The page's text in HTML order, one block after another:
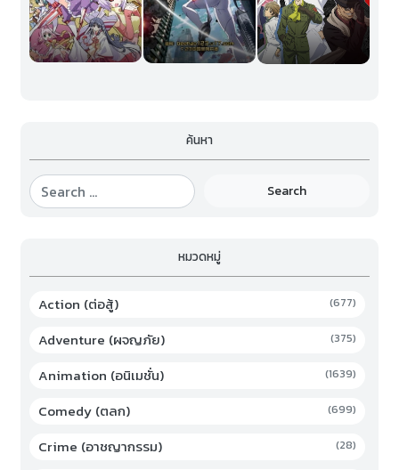
ค้นหา
Search
หมวดหมู่
Action (ต่อสู้) (677)
Adventure (ผจญภัย) (375)
Animation (อนิเมชั่น) (1639)
Comedy (ตลก) (699)
Crime (อาชญากรรม) (28)